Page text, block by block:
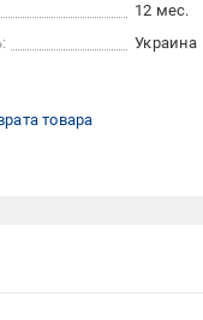
12 мес.
Украина
товара